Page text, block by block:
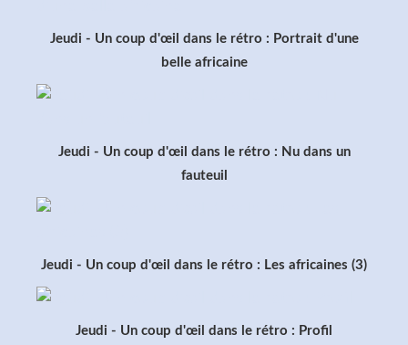
Jeudi - Un coup d'œil dans le rétro : Portrait d'une
belle africaine
Jeudi - Un coup d'œil dans le rétro : Nu dans un
fauteuil
Jeudi - Un coup d'œil dans le rétro : Les africaines (3)
Jeudi - Un coup d'œil dans le rétro : Profil